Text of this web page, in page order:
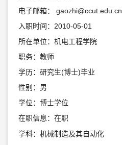
电子邮箱：
gaozhi@ccut.edu.cn
入职时间：2010-05-01
所在单位：机电工程学院
职务：教师
学历：研究生(博士)毕业
性别：男
学位：博士学位
在职信息：在职
学科：机械制造及其自动化